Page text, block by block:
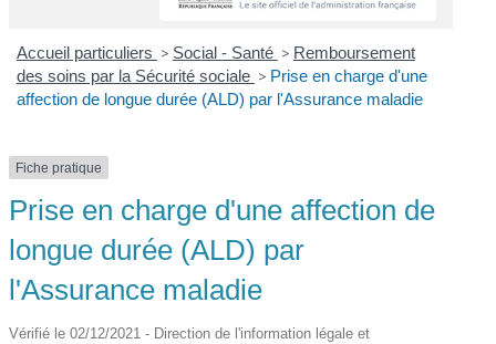
Accueil particuliers > Social - Santé > Remboursement
des soins par la Sécurité sociale > Prise en charge d'une
affection de longue durée (ALD) par l'Assurance maladie
Fiche pratique
Prise en charge d'une affection de
longue durée (ALD) par
l'Assurance maladie
Vérifié le 02/12/2021 - Direction de l'information légale et